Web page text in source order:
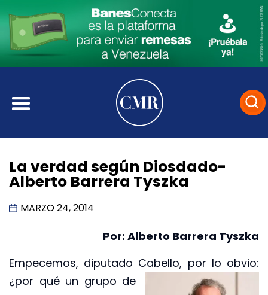
La verdad según Diosdado-
Alberto Barrera Tyszka
MARZO 24, 2014
Por: Alberto Barrera Tyszka
Empecemos, diputado Cabello, por lo obvio:
¿por qué un grupo de